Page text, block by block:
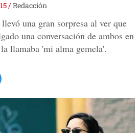
/Redacción
una gran sorpresa al ver que
una conversación de ambos en
llamaba 'mi alma gemela'.